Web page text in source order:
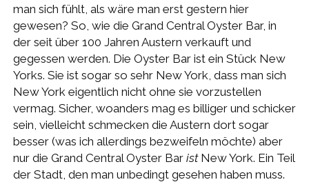
man sich fühlt, als wäre man erst gestern hier
gewesen? So, wie die Grand Central Oyster Bar, in
der seit über 100 Jahren Austern verkauft und
gegessen werden. Die Oyster Bar ist ein Stück New
Yorks. Sie ist sogar so sehr New York, dass man sich
New York eigentlich nicht ohne sie vorzustellen
vermag. Sicher, woanders mag es billiger und schicker
sein, vielleicht schmecken die Austern dort sogar
besser (was ich allerdings bezweifeln möchte) aber
nur die Grand Central Oyster Bar istNew York. Ein Teil
der Stadt, den man unbedingt gesehen haben muss.